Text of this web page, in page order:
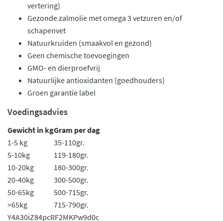
vertering)
Gezonde zalmolie met omega 3 vetzuren en/of
schapenvet
Natuurkruiden (smaakvol en gezond)
Geen chemische toevoegingen
GMO- en dierproefvrij
Natuurlijke antioxidanten (goedhouders)
Groen garantie label
Voedingsadvies
Gewicht in kgGram per dag
1-5 kg
35-110gr.
5-10kg
119-180gr.
10-20kg
180-300gr.
20-40kg
300-500gr.
50-65kg
500-715gr.
>65kg
715-790gr.
Y4A30iZ84pcRF2MKPw9d0c